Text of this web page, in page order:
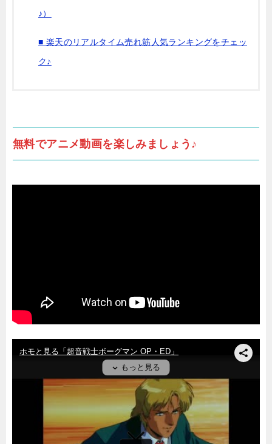
♪）
■ 楽天のリアルタイム売れ筋人気ランキングをチェッ
ク♪
無料でアニメ動画を楽しみましょう♪